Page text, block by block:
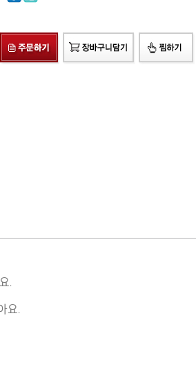
.
요.